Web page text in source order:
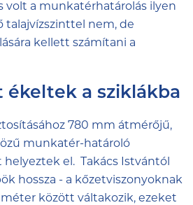
volt a munkatérhatárolás ilyen
talajvízszinttel nem, de
kellett számítani a
ékeltek a sziklákba
780 mm átmérőjű,
munkatér-határoló
el. Takács Istvántól
hossza - a kőzetviszonyoknak
méter között váltakozik, ezeket